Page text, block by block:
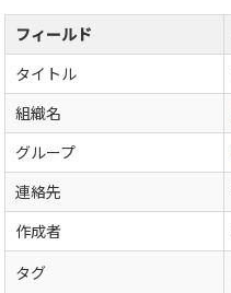
フィールド
タイトル
組織名
グループ
連絡先
作成者
タグ